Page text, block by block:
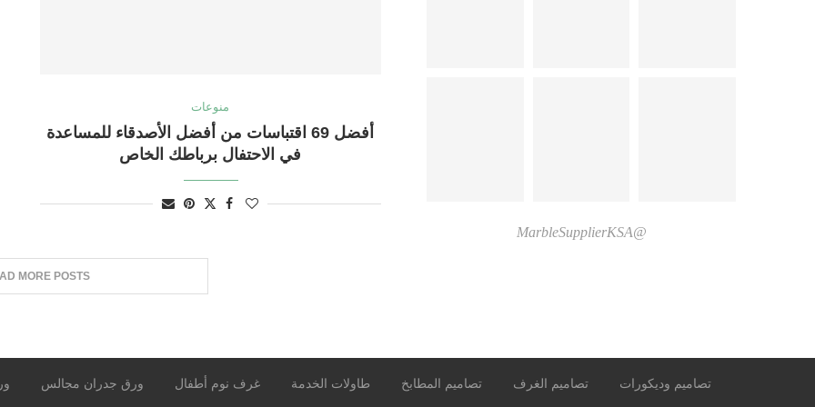
منوعات
أفضل 69 اقتباسات من أفضل الأصدقاء للمساعدة
في الاحتفال برباطك الخاص
MORE POSTS
@MarbleSupplierKSA
تصاميم وديكورات تصاميم الغرف تصاميم المطابخ طاولات الخدمة غرف نوم أطفال ورق جدران مجالس